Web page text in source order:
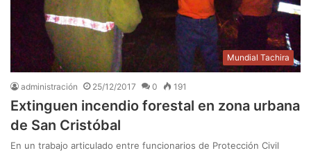
Mundial Tachira
administración 25/12/2017 0 191
Extinguen incendio forestal en zona urbana
de San Cristóbal
En un trabajo articulado entre funcionarios de Protección Civil